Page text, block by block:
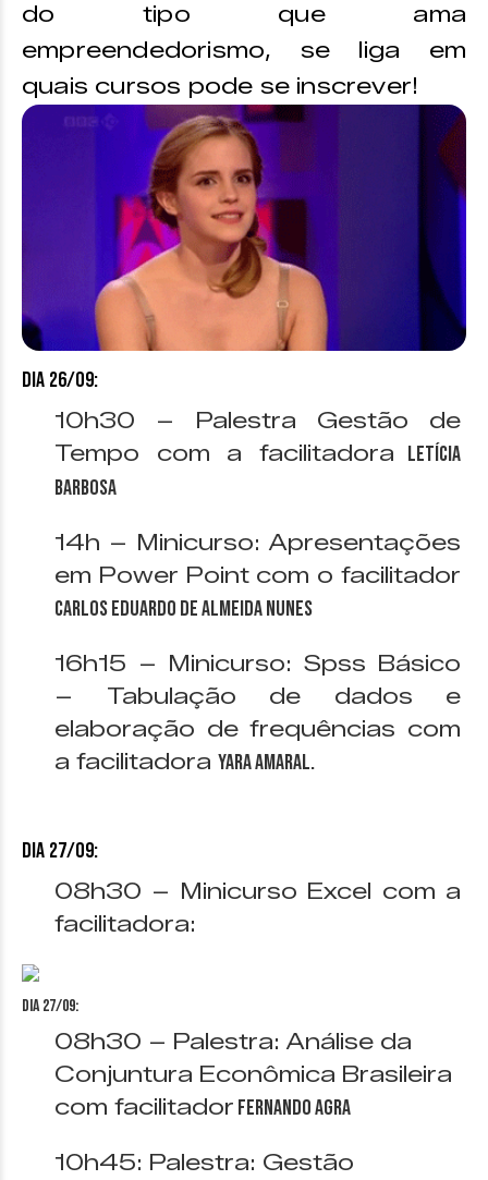
do tipo que ama
empreendedorismo, se liga em
quais cursos pode se inscrever!
Dia 26/09:
10h30 – Palestra Gestão de
Tempo com a facilitadora Letícia
Barbosa
14h – Minicurso: Apresentações
em Power Point com o facilitador
Carlos Eduardo de Almeida Nunes
16h15 – Minicurso: Spss Básico
– Tabulação de dados e
elaboração de frequências com
a facilitadora Yara Amaral.
Dia 27/09:
08h30 – Minicurso Excel com a
facilitadora:
Dia 27/09:
08h30 – Palestra: Análise da
Conjuntura Econômica Brasileira
com facilitador Fernando Agra
10h45: Palestra: Gestão